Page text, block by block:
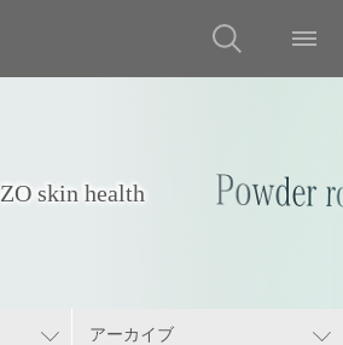
ZO skin health
アーカイブ